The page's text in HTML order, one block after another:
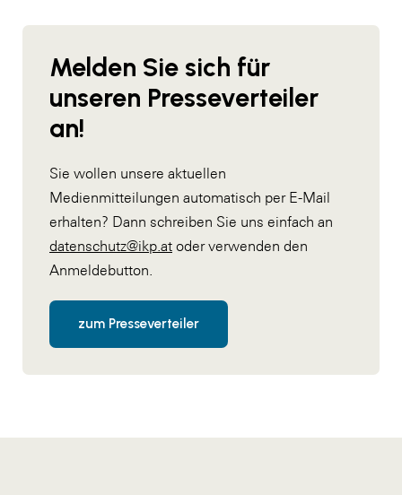
Melden Sie sich für
unseren Presseverteiler
an!
Sie wollen unsere aktuellen
Medienmitteilungen automatisch per E-Mail
erhalten? Dann schreiben Sie uns einfach an
datenschutz@ikp.at oder verwenden den
Anmeldebutton.
zum Presseverteiler